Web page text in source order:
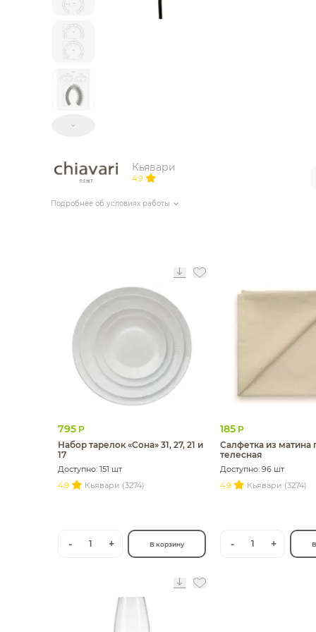
ИЗДЕЛИЯ ДЛЯ КОМФОРТА
Кьявари
4.9
Подробнее об условиях работы
795 Р
Набор тарелок «Сона» 31, 27, 21 и
17
Доступно: 151 шт
4.9
Кьявари (3274)
- 1 + В корзину
185 Р
Салфетка из матина
телесная
Доступно: 96 шт
4.9
Кьявари (3274)
- 1 +